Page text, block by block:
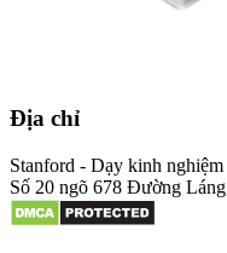
Địa chỉ
Stanford - Dạy kinh
Số 20 ngõ 678 Đường